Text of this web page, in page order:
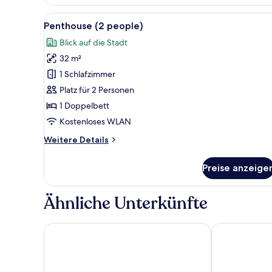
Schlafzimmer
Alle
Fotos
für
Penthouse
(2
people)
anzeigen
Ein modernes Wohnzimmer
13
Penthouse (2 people)
Blick auf die Stadt
32 m²
1 Schlafzimmer
Platz für 2 Personen
1 Doppelbett
Kostenloses WLAN
Weitere Details
Weitere
(2
people)
Preise
Ähnliche Unterkünfte
Grands Suites Hotel Residences & SPAStrand Suites